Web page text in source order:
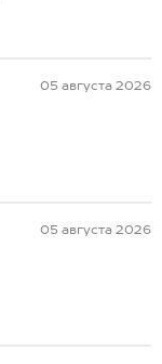
05 августа 2026
05 августа 2026